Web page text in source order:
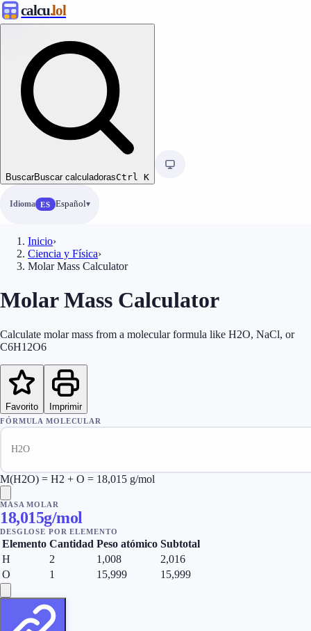
calcu.lol
BuscarBuscar calculadorasCtrl K
Idioma ES Español
Inicio›
Ciencia y Física›
Molar Mass Calculator
Molar Mass Calculator
Calculate molar mass from a molecular formula like H2O, NaCl, or
C6H12O6
Favorito Imprimir
FÓRMULA MOLECULAR
M(H2O) = H2 + O = 18,015 g/mol
MASA MOLAR
18,015g/mol
DESGLOSE POR ELEMENTO
Elemento Cantidad Peso atómico Subtotal
H
2 1,008
2,016
O
1 15,999 15,999